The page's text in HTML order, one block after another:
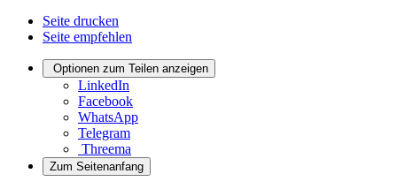
Seite drucken
Seite empfehlen
Optionen zum Teilen anzeigen
LinkedIn
Facebook
WhatsApp
Telegram
Threema
Zum Seitenanfang